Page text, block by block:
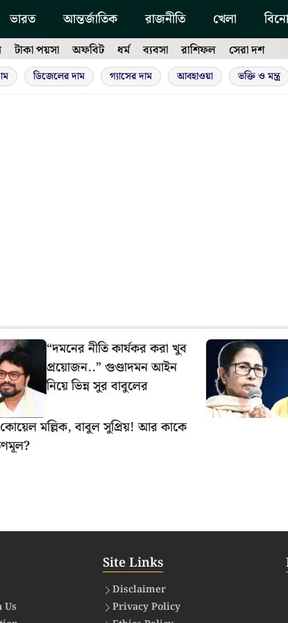
ভারত আন্তর্জাতিক রাজনীতি খেলা
টাকা পয়সা অফবিট ধর্ম ব্যবসা রাশিফল সেরা দশ
ডিজেলের দাম গ্যাসের দাম আবহাওয়া ভক্তি ও মন্ত্র
“দমনের নীতি কার্যকর করা খুব
প্রয়োজন..” গুণ্ডাদমন আইন
নিয়ে ভিন্ন সুর বাবুলের
মল্লিক, বাবুল সুপ্রিয়! আর কাকে
Site Links
Disclaimer
Privacy Policy